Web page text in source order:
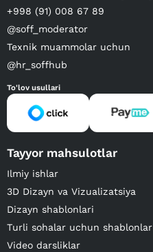
+998 (91) 008 67 89
@soff_moderator
Texnik muammolar uchun
@hr_soffhub
To'lov usullari
Tayyor mahsulotlar
Ilmiy ishlar
3D Dizayn va Vizualizatsiya
Dizayn shablonlari
Turli sohalar uchun shablonlar
Video darsliklar